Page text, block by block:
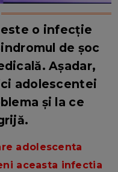
o infecție
de șoc
Așadar,
adolescentei
și la ce
adolescenta
aceasta infectia